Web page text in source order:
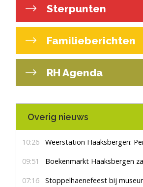
Sterpunten
Familieberichten
RH Agenda
Overig nieuws
10:26 Weerstation Haaksbergen:
09:51 Boekenmarkt Haaksbergen zaterdag 8
07:16 Stoppelhaenefeest bij museum